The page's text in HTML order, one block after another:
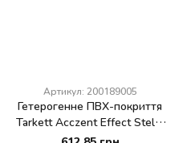
Артикул: 200189005
Гетерогенне ПВХ-покриття
Tarkett Acczent Effect Stella
5 2 m 1I